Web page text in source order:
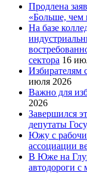
Продлена
«Больше, чем
На базе
сектора 16
Избирателям
июля 2026
Важно для
2026
Завершился
депутаты
Южу с
ассоциации
В Юже на
автодороги